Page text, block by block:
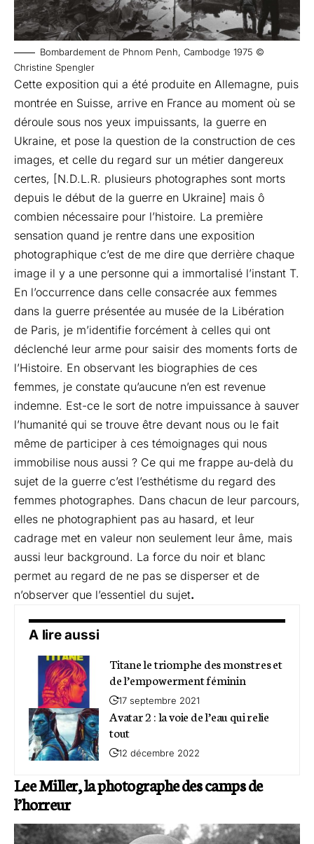
Bombardement de Phnom Penh, Cambodge 1975 ©
Christine Spengler
Cette exposition qui a été produite en Allemagne, puis
montrée en Suisse, arrive en France au moment où se
déroule sous nos yeux impuissants, la guerre en
Ukraine, et pose la question de la construction de ces
images, et celle du regard sur un métier dangereux
certes, [N.D.L.R. plusieurs photographes sont morts
depuis le début de la guerre en Ukraine] mais ô
combien nécessaire pour l’histoire. La première
sensation quand je rentre dans une exposition
photographique c’est de me dire que derrière chaque
image il y a une personne qui a immortalisé l’instant T.
En l’occurrence dans celle consacrée aux femmes
dans la guerre présentée au musée de la Libération
de Paris, je m’identifie forcément à celles qui ont
déclenché leur arme pour saisir des moments forts de
l’Histoire. En observant les biographies de ces
femmes, je constate qu’aucune n’en est revenue
indemne. Est-ce le sort de notre impuissance à sauver
l’humanité qui se trouve être devant nous ou le fait
même de participer à ces témoignages qui nous
immobilise nous aussi ? Ce qui me frappe au-delà du
sujet de la guerre c’est l’esthétisme du regard des
femmes photographes. Dans chacun de leur parcours,
elles ne photographient pas au hasard, et leur
cadrage met en valeur non seulement leur âme, mais
aussi leur background. La force du noir et blanc
permet au regard de ne pas se disperser et de
n’observer que l’essentiel du sujet.
A lire aussi
Titane le triomphe des monstres et
de l’empowerment féminin
17 septembre 2021
Avatar 2 : la voie de l’eau qui relie
tout
12 décembre 2022
Lee Miller, la photographe des camps de
l’horreur